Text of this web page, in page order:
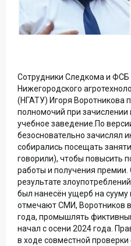
Сотрудники Следкома и ФСБ
Нижегородского
(НГАТУ) Игоря Воротникова
полномочий при зачислении
учебное заведение.По
безосновательно зачислял
собирались посещать
говорили), чтобы повысить
работы и получения премии.
результате
был нанесён ущерб на
отмечают СМИ, Воротников
года, промышлять
начал с осени 2024 года.
в ходе совместной проверки